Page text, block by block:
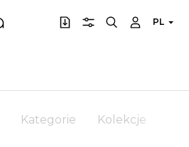
PL
Kategorie Kolekcje